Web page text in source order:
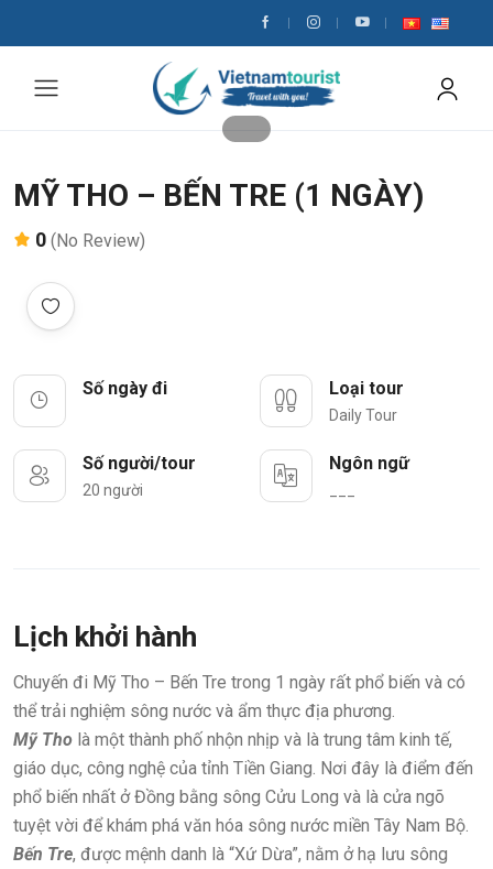
MỸ THO – BẾN TRE (1 NGÀY)
0 (No Review)
Số ngày đi Loại tour
Daily Tour
Số người/tour
20 người
Ngôn ngữ
Lịch khởi hành
Chuyến đi Mỹ Tho – Bến Tre trong 1 ngày rất phổ biến và có
thể trải nghiệm sông nước và ẩm thực địa phương.
Mỹ Tho là một thành phố nhộn nhịp và là trung tâm kinh tế,
giáo dục, công nghệ của tỉnh Tiền Giang. Nơi đây là điểm đến
phổ biến nhất ở Đồng bằng sông Cửu Long và là cửa ngõ
tuyệt vời để khám phá văn hóa sông nước miền Tây Nam Bộ.
Bến Tre, được mệnh danh là “Xứ Dừa”, nằm ở hạ lưu sông